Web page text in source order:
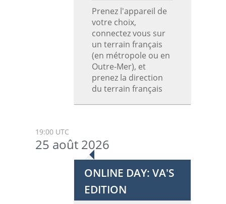
Prenez l'appareil de
votre choix,
connectez vous sur
un terrain français
(en métropole ou en
Outre-Mer), et
prenez la direction
du terrain français
19:00 UTC
25 août 2026
ONLINE DAY: VA'S
EDITION